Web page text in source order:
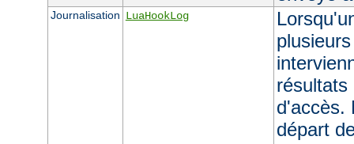
Journalisation LuaHookLog
résultats
d'accès.
départ